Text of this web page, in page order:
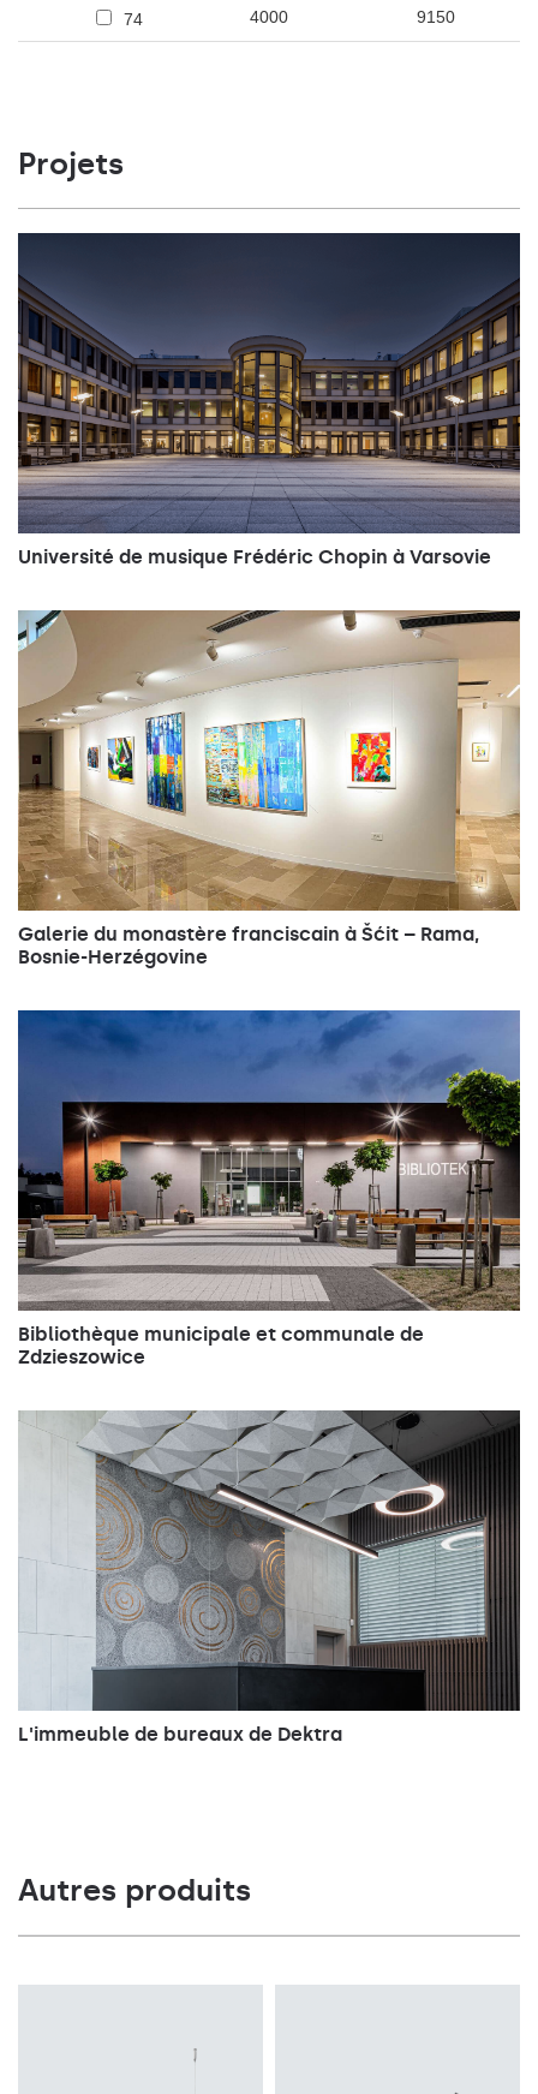
74 4000 9150
Projets
Université de musique Frédéric Chopin à Varsovie
Galerie du monastère franciscain à Šćit – Rama,
Bosnie-Herzégovine
Bibliothèque municipale et communale de
Zdzieszowice
L'immeuble de bureaux de Dektra
Autres produits